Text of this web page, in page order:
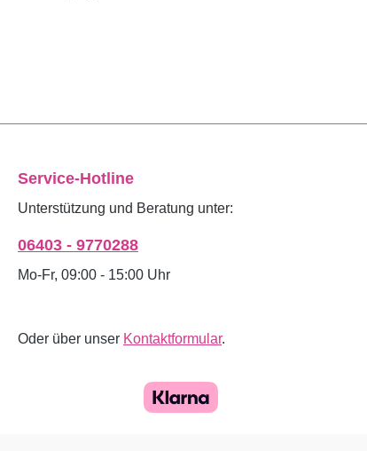
Service-Hotline
Unterstützung und Beratung unter:
06403 - 9770288
Mo-Fr, 09:00 - 15:00 Uhr
Oder über unser Kontaktformular.